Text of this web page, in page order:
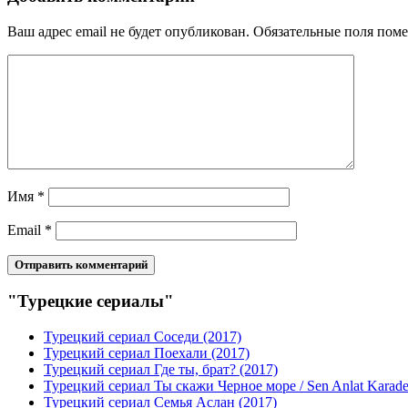
Ваш адрес email не будет опубликован. Обязательные поля
Имя *
Email *
"Турецкие сериалы"
Турецкий сериал Соседи (2017)
Турецкий сериал Поехали (2017)
Турецкий сериал Где ты, брат? (2017)
Турецкий сериал Ты скажи Черное море / Sen Anlat
Турецкий сериал Семья Аслан (2017)